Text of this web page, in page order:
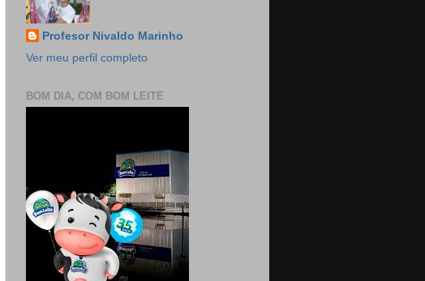
Profesor Nivaldo Marinho
Ver meu perfil completo
BOM DIA, COM BOM LEITE